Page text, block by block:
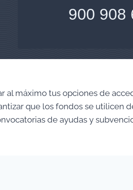
900 908
al máximo tus opciones de
que los fondos se utilicen
de ayudas y